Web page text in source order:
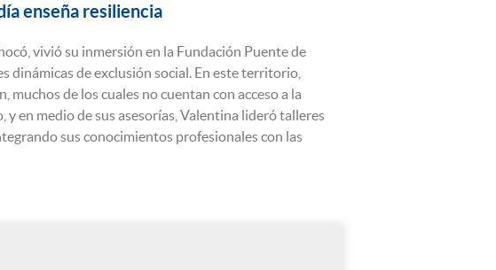
enseña resiliencia
vivió su inmersión en la Fundación Puente de
dinámicas de exclusión social. En este territorio,
de los cuales no cuentan con acceso a la
en medio de sus asesorías, Valentina lideró talleres
sus conocimientos profesionales con las